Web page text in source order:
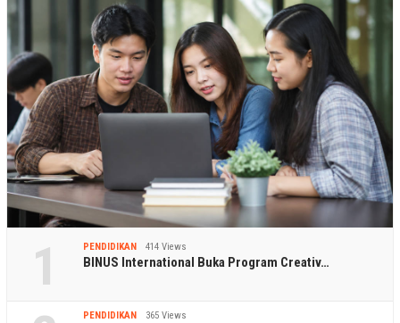
1 PENDIDIKAN 414 Views
BINUS International Buka Program Creativ…
PENDIDIKAN 365 Views